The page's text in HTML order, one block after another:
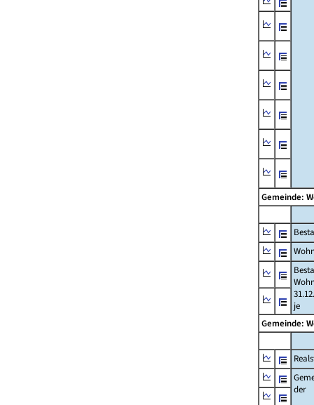
Gemeinde:
je
Gemeinde:
der